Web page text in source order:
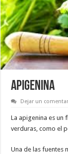
APIGENINA
Dejar un
La apigenina es un
verduras, como el
Una de las fuentes